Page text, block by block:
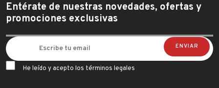
Entérate de nuestras novedades, ofertas y
promociones exclusivas
He leído y acepto los términos legales